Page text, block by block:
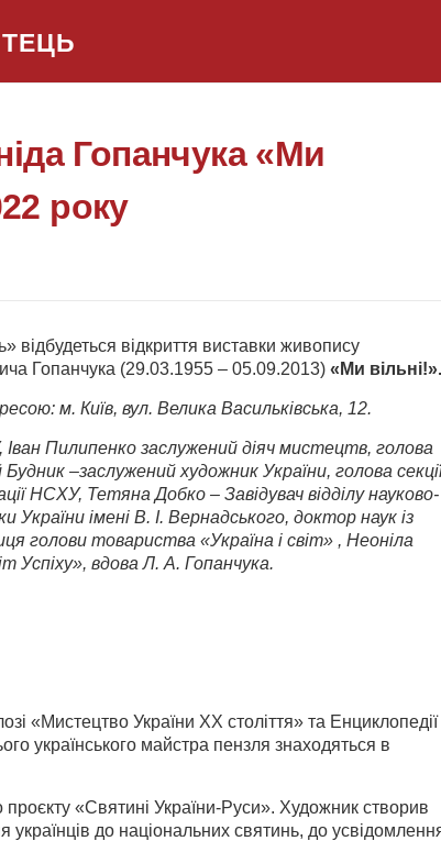
Гопанчука «Ми
року
відбудеться відкриття виставки живопису
Гопанчука (29.03.1955 – 05.09.2013) «Ми вільні!».
м. Київ, вул. Велика Васильківська, 12.
Пилипенко заслужений діяч мистецтв, голова
Будник –заслужений художник України, голова
НСХУ, Тетяна Добко – Завідувач відділу науково-
України імені В. І. Вернадського, доктор наук із
голови товариства «Україна і світ» , Неоніла
Успіху», вдова Л. А. Гопанчука.
«Мистецтво України ХХ століття» та Енциклопедії
українського майстра пензля знаходяться в
«Святині України-Руси». Художник створив
до національних святинь, до